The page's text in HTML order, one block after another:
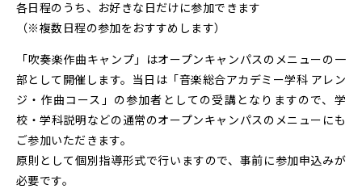
各日程のうち、お好きな日だけに参加できます
（※複数日程の参加をおすすめします）
「吹奏楽作曲キャンプ」はオープンキャンパスのメニューの一
部として開催します。当日は「音楽総合アカデミー学科 アレン
ジ・作曲コース」の参加者としての受講となりますので、学
校・学科説明などの通常のオープンキャンパスのメニューにも
ご参加いただきます。
原則として個別指導形式で行いますので、事前に参加申込みが
必要です。